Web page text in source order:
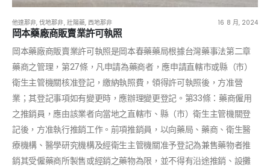
他達那非,伐地那非, 壯陽藥, 西地那非 16 8 月, 2024
岡本藥廠商販賣業許可執照
岡本藥廠商販賣業許可執照是岡本春藥藥局根據台灣藥事法第二章
藥商之管理，第27條，凡申請為藥商者，應申請直轄市或縣（市）
衛生主管機關核准登記，繳納執照費，領得許可執照後，方准營
業；其登記事項如有變更時，應辦理變更登記。第33條：藥商僱用
之推銷員，應由該業者向當地之直轄市、縣（市）衛生主管機關登
記後，方准執行推銷工作。前項推銷員，以向藥局、藥商、衛生醫
療機構、醫學研究機構及經衛生主管機關准予登記為兼售藥物者推
銷其受僱藥商所製售或經銷之藥物為限，並不得有沿途推銷、設攤